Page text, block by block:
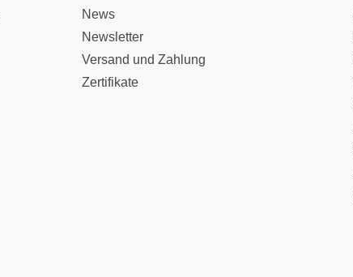
News
Newsletter
Versand und Zahlung
Zertifikate